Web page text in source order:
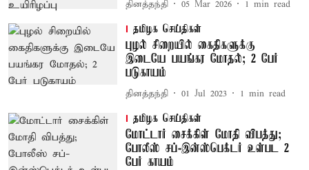
தினத்தந்தி 05 Mar 2026 1 min read
தமிழக செய்திகள்
புழல் சிறையில் கைதிகளுக்கு
இடையே பயங்கர மோதல்; 2 பேர்
படுகாயம்
தினத்தந்தி 01 Jul 2023 1 min read
தமிழக செய்திகள்
மோட்டார் சைக்கிள் மோதி விபத்து;
போலீஸ் சப்-இன்ஸ்பெக்டர் உள்பட 2
பேர் காயம்